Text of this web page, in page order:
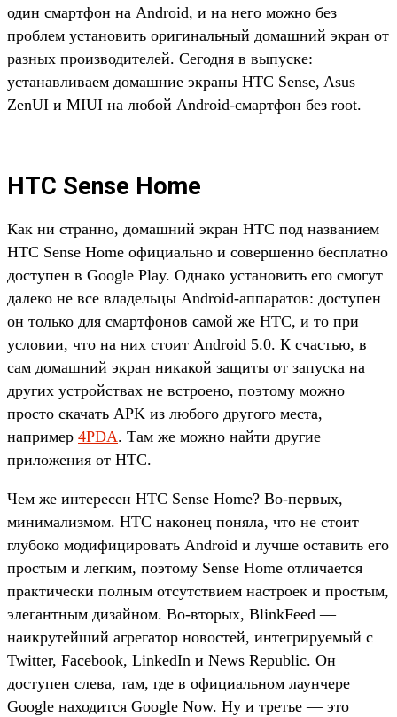
один смартфон на Android, и на него можно без
проблем установить оригинальный домашний экран от
разных производителей. Сегодня в выпуске:
устанавливаем домашние экраны HTC Sense, Asus
ZenUI и MIUI на любой Android-смартфон без root.
HTC Sense Home
Как ни странно, домашний экран HTC под названием
HTC Sense Home официально и совершенно бесплатно
доступен в Google Play. Однако установить его смогут
далеко не все владельцы Android-аппаратов: доступен
он только для смартфонов самой же HTC, и то при
условии, что на них стоит Android 5.0. К счастью, в
сам домашний экран никакой защиты от запуска на
других устройствах не встроено, поэтому можно
просто скачать APK из любого другого места,
например 4PDA. Там же можно найти другие
приложения от HTC.
Чем же интересен HTC Sense Home? Во-первых,
минимализмом. HTC наконец поняла, что не стоит
глубоко модифицировать Android и лучше оставить его
простым и легким, поэтому Sense Home отличается
практически полным отсутствием настроек и простым,
элегантным дизайном. Во-вторых, BlinkFeed —
наикрутейший агрегатор новостей, интегрируемый с
Twitter, Facebook, LinkedIn и News Republic. Он
доступен слева, там, где в официальном лаунчере
Google находится Google Now. Ну и третье — это